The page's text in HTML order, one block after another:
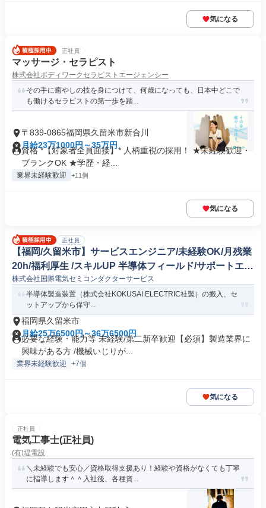
気になる
正社員
マッサージ・セラピスト
株式会社ボディワークセラピストエージェンシー
その手に癒やしの技を身につけて、何歳になっても、日本中どこで
も働けるセラピストの第一歩を踏...
〒839-0865福岡県久留米市新合川
月給23万1000円～35万円
資格 *【対象者全員面接】* 人柄重視の採用！ ★未経験歓迎・
ブランクOK ★学歴・経...
業界未経験歓迎 +11個
気になる
正社員
【福岡/久留米市】サービスエンジニア/未経験OK/月残業
20h/福利厚生 /スキルUP 半導体フィールド/サポートエン
ジニア
株式会社国際電気セミコンダクターサービス
半導体製造装置（株式会社KOKUSAI ELECTRIC社製）の搬入、セ
ットアップから保守...
福岡県久留米市
月給25万6500円～36万6500円
必要な経験・能力等 未経験/第二新卒歓迎【必須】製造業界に
興味がある方 /機械いじりが...
業界未経験歓迎 +7個
気になる
正社員
電気工事士(正社員)
(有)堤電設
＼未経験でも安心／資格取得支援あり！経験や資格がなくても丁寧
に指導します＾＾入社後、各種資...